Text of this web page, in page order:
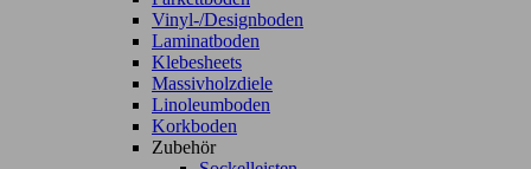
Vinyl-/Designboden
Laminatboden
Klebesheets
Massivholzdiele
Linoleumboden
Korkboden
Zubehör